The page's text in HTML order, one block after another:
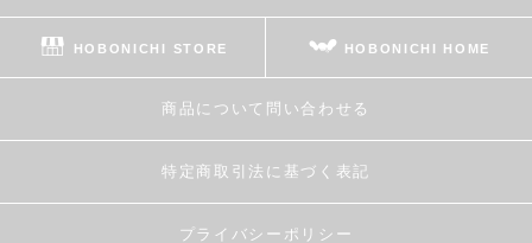
HOBONICHI STORE HOBONICHI HOME
商品について問い合わせる
特定商取引法に基づく表記
プライバシーポリシー